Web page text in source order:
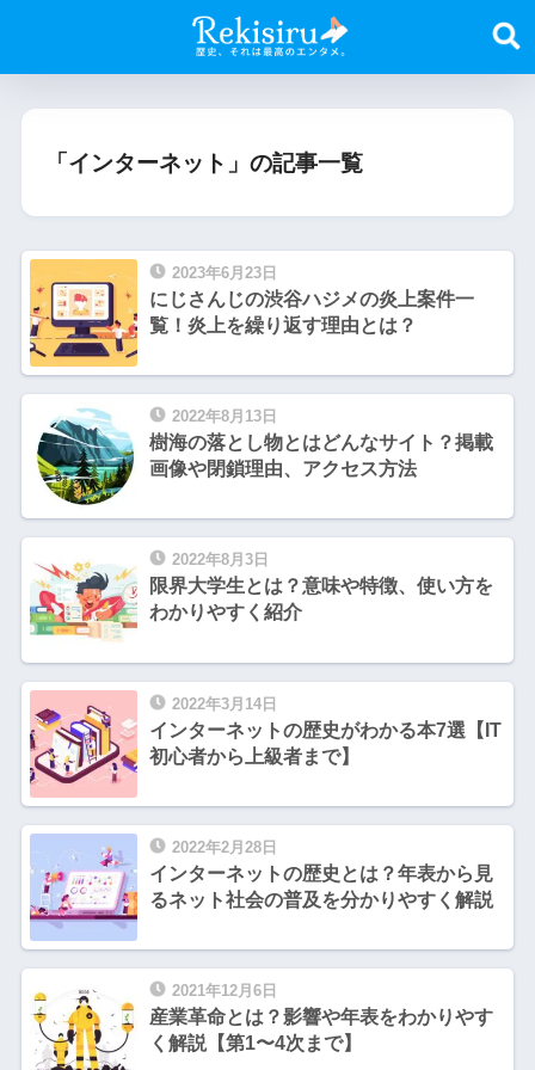
「インターネット」の記事一覧
2023年6月23日
にじさんじの渋谷ハジメの炎上案件一
覧！炎上を繰り返す理由とは？
2022年8月13日
樹海の落とし物とはどんなサイト？掲載
画像や閉鎖理由、アクセス方法
2022年8月3日
限界大学生とは？意味や特徴、使い方を
わかりやすく紹介
2022年3月14日
インターネットの歴史がわかる本7選【IT
初心者から上級者まで】
2022年2月28日
インターネットの歴史とは？年表から見
るネット社会の普及を分かりやすく解説
2021年12月6日
産業革命とは？影響や年表をわかりやす
く解説【第1〜4次まで】